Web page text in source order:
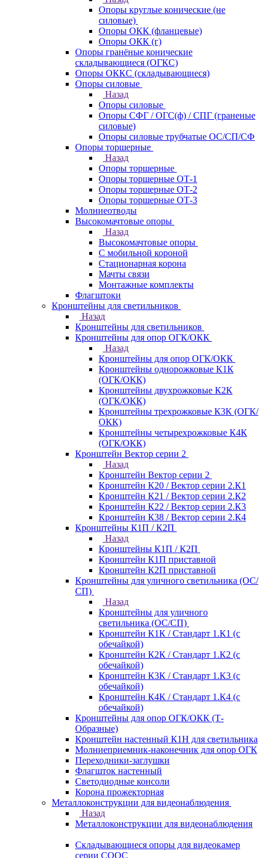
Опоры круглые конические (не
силовые)
Опоры ОКК (фланцевые)
Опоры ОКК (г)
Опоры гранёные конические
складывающиеся (ОГКС)
Опоры ОККС (складывающиеся)
Опоры силовые
Назад
Опоры силовые
Опоры СФГ / ОГС(ф) / СПГ (граненые
силовые)
Опоры силовые трубчатые ОС/СП/СФ
Опоры торшерные
Назад
Опоры торшерные
Опоры торшерные ОТ-1
Опоры торшерные ОТ-2
Опоры торшерные ОТ-3
Молниеотводы
Высокомачтовые опоры
Назад
Высокомачтовые опоры
С мобильной короной
Стационарная корона
Мачты связи
Монтажные комплекты
Флагштоки
Кронштейны для светильников
Назад
Кронштейны для светильников
Кронштейны для опор ОГК/ОКК
Назад
Кронштейны для опор ОГК/ОКК
Кронштейны однорожковые К1К
(ОГК/ОКК)
Кронштейны двухрожковые К2К
(ОГК/ОКК)
Кронштейны трехрожковые К3К (ОГК/
ОКК)
Кронштейны четырехрожковые К4К
(ОГК/ОКК)
Кронштейн Вектор серии 2
Назад
Кронштейн Вектор серии 2
Кронштейн К20 / Вектор серии 2.К1
Кронштейн К21 / Вектор серии 2.К2
Кронштейн К22 / Вектор серии 2.К3
Кронштейн К38 / Вектор серии 2.К4
Кронштейны К1П / К2П
Назад
Кронштейны К1П / К2П
Кронштейн К1П приставной
Кронштейн К2П приставной
Кронштейны для уличного светильника (ОС/
СП)
Назад
Кронштейны для уличного
светильника (ОС/СП)
Кронштейн К1К / Стандарт 1.К1 (с
обечайкой)
Кронштейн К2К / Стандарт 1.К2 (с
обечайкой)
Кронштейн К3К / Стандарт 1.К3 (с
обечайкой)
Кронштейн К4К / Стандарт 1.К4 (с
обечайкой)
Кронштейны для опор ОГК/ОКК (Т-
Образные)
Кронштейн настенный К1Н для светильника
Молниеприемник-наконечник для опор ОГК
Переходники-заглушки
Флагшток настенный
Светодиодные консоли
Корона прожекторная
Металлоконструкции для видеонаблюдения
Назад
Металлоконструкции для видеонаблюдения
Складывающиеся опоры для видеокамер
серии СООС